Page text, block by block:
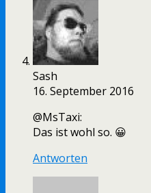
Sash
16. September 2016
@MsTaxi:
Das ist wohl so. 😀
Antworten